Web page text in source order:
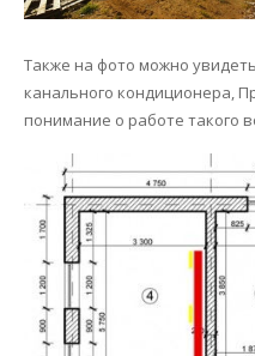
Также на фото можно
канального кондиционера,
понимание о работе такого